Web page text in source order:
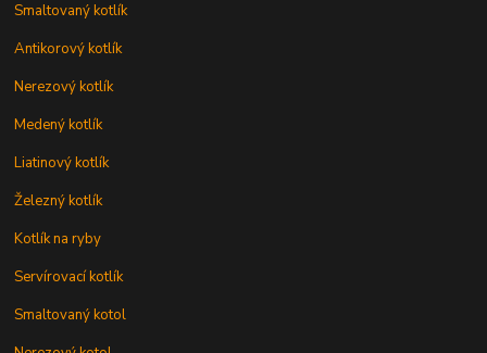
Smaltovaný kotlík
Antikorový kotlík
Nerezový kotlík
Medený kotlík
Liatinový kotlík
Železný kotlík
Kotlík na ryby
Servírovací kotlík
Smaltovaný kotol